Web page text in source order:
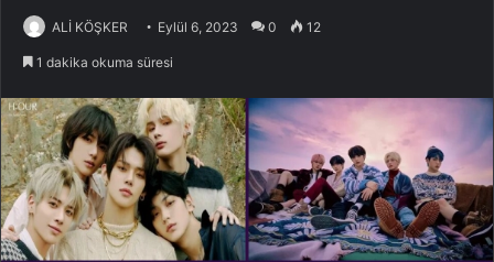
ALİ KÖŞKER Eylül 6, 2023 0 12
1 dakika okuma süresi